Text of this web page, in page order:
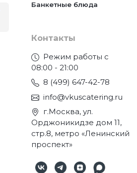
Банкетные блюда
Контакты
Режим работы с
08:00 - 21:00
8 (499) 647-42-78
info@vkuscatering.ru
г.Москва, ул.
Орджоникидзе дом 11,
стр.8, метро «Ленинский
проспект»